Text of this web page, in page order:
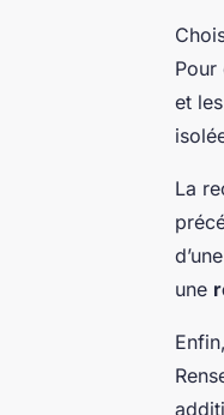
Pour
et les
La
une